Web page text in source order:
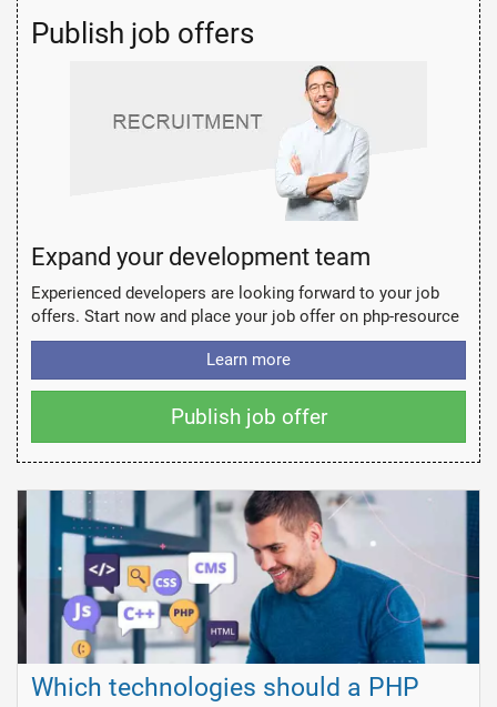
Publish job offers
Expand your development team
Experienced developers are looking forward to your job
offers. Start now and place your job offer on php-resource
Learn more
Publish job offer
Which technologies should a PHP